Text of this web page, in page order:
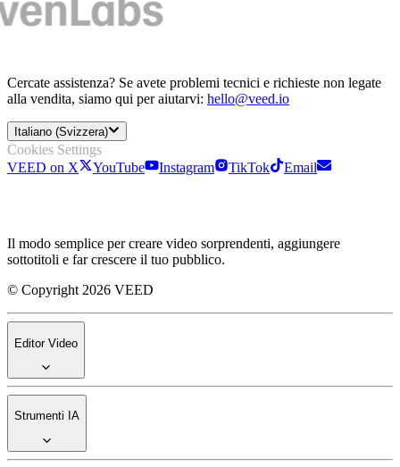
Cercate assistenza? Se avete problemi tecnici e richieste non legate
alla vendita, siamo qui per aiutarvi: hello@veed.io
Italiano (Svizzera)
Cookies Settings
VEED on X
YouTube Instagram TikTok Email
Il modo semplice per creare video sorprendenti, aggiungere
sottotitoli e far crescere il tuo pubblico.
© Copyright 2026 VEED
Editor Video
Strumenti IA